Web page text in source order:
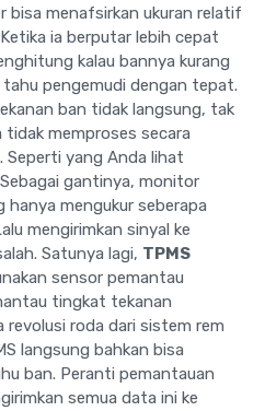
bisa menafsirkan ukuran relatif
ia berputar lebih cepat
kalau bannya kurang
pengemudi dengan tepat.
ban tidak langsung, tak
tidak memproses secara
Seperti yang Anda lihat
gantinya, monitor
mengukur seberapa
mengirimkan sinyal ke
Satunya lagi, TPMS
sensor pemantau
tingkat tekanan
roda dari sistem rem
langsung bahkan bisa
ban. Peranti pemantauan
semua data ini ke